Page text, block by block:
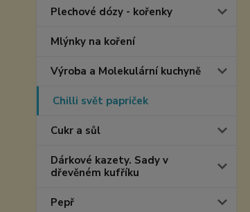
Plechové dózy - kořenky
Mlýnky na koření
Výroba a Molekulární kuchyně
Chilli svět papriček
Cukr a sůl
Dárkové kazety. Sady v
dřevěném kufříku
Pepř